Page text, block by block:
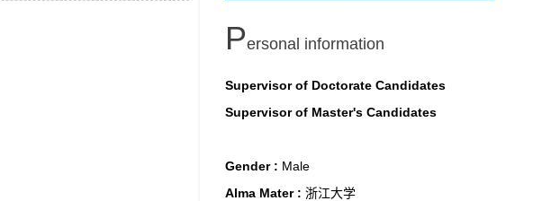
Personal information
Supervisor of Doctorate Candidates
Supervisor of Master's Candidates
Gender : Male
Alma Mater : 浙江大学